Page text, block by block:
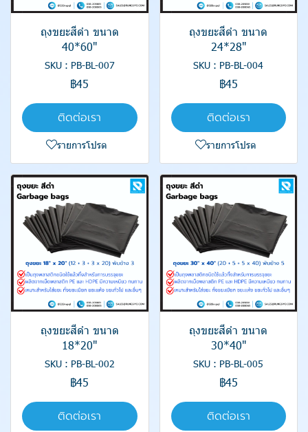
ถุงขยะสีดำ ขนาด
40*60"
SKU : PB-BL-007
฿45
ติดต่อเรา
รายการโปรด
ถุงขยะสีดำ ขนาด
24*28"
SKU : PB-BL-004
฿45
ติดต่อเรา
รายการโปรด
ถุงขยะสีดำ ขนาด
18*20"
SKU : PB-BL-002
฿45
ติดต่อเรา
ถุงขยะสีดำ ขนาด
30*40"
SKU : PB-BL-005
฿45
ติดต่อเรา